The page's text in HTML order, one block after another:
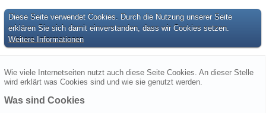
Diese Seite verwendet Cookies. Durch die Nutzung unserer Seite
erklären Sie sich damit einverstanden, dass wir Cookies setzen.
Weitere Informationen
Wie viele Internetseiten nutzt auch diese Seite Cookies. An dieser Stelle
wird erklärt was Cookies sind und wie sie genutzt werden.
Was sind Cookies